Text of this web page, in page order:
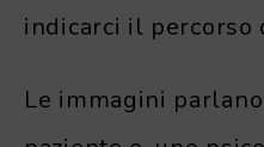
indicarci il percorso
Le immagini